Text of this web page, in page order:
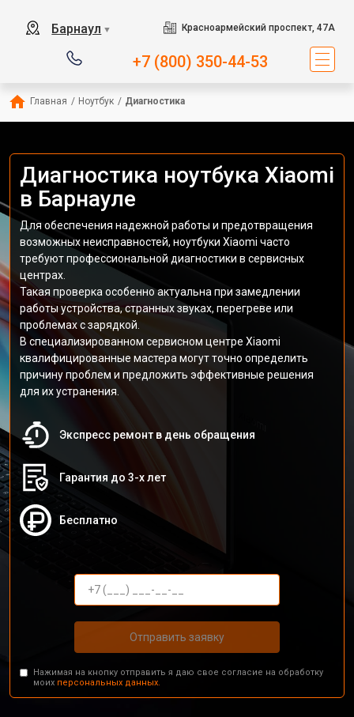
Барнаул ▼ Красноармейский проспект, 47А
+7 (800) 350-44-53
Главная / Ноутбук / Диагностика
Диагностика ноутбука Xiaomi
в Барнауле
Для обеспечения надежной работы и предотвращения
возможных неисправностей, ноутбуки Xiaomi часто
требуют профессиональной диагностики в сервисных
центрах.
Такая проверка особенно актуальна при замедлении
работы устройства, странных звуках, перегреве или
проблемах с зарядкой.
В специализированном сервисном центре Xiaomi
квалифицированные мастера могут точно определить
причину проблем и предложить эффективные решения
для их устранения.
Экспресс ремонт в день обращения
Гарантия до 3-х лет
Бесплатно
Отправить заявку
Нажимая на кнопку отправить я даю свое согласие на обработку
моих персональных данных.